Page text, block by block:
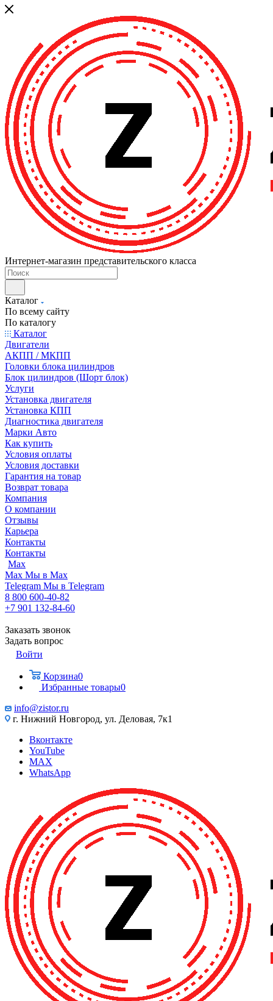
Интернет-магазин представительского класса
Каталог
По всему сайту
По каталогу
Каталог
Двигатели
АКПП / МКПП
Головки блока цилиндров
Блок цилиндров (Шорт блок)
Услуги
Установка двигателя
Установка КПП
Диагностика двигателя
Марки Авто
Как купить
Условия оплаты
Условия доставки
Гарантия на товар
Возврат товара
Компания
О компании
Отзывы
Карьера
Контакты
Контакты
Max
Max Мы в Max
Telegram Мы в Telegram
8 800 600-40-82
+7 901 132-84-60
Заказать звонок
Задать вопрос
Войти
Корзина0
Избранные товары0
info@zistor.ru
г. Нижний Новгород, ул. Деловая, 7к1
Вконтакте
YouTube
MAX
WhatsApp